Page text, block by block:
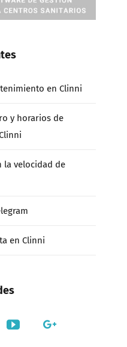
en Clinni
y horarios de
la velocidad de
en Clinni